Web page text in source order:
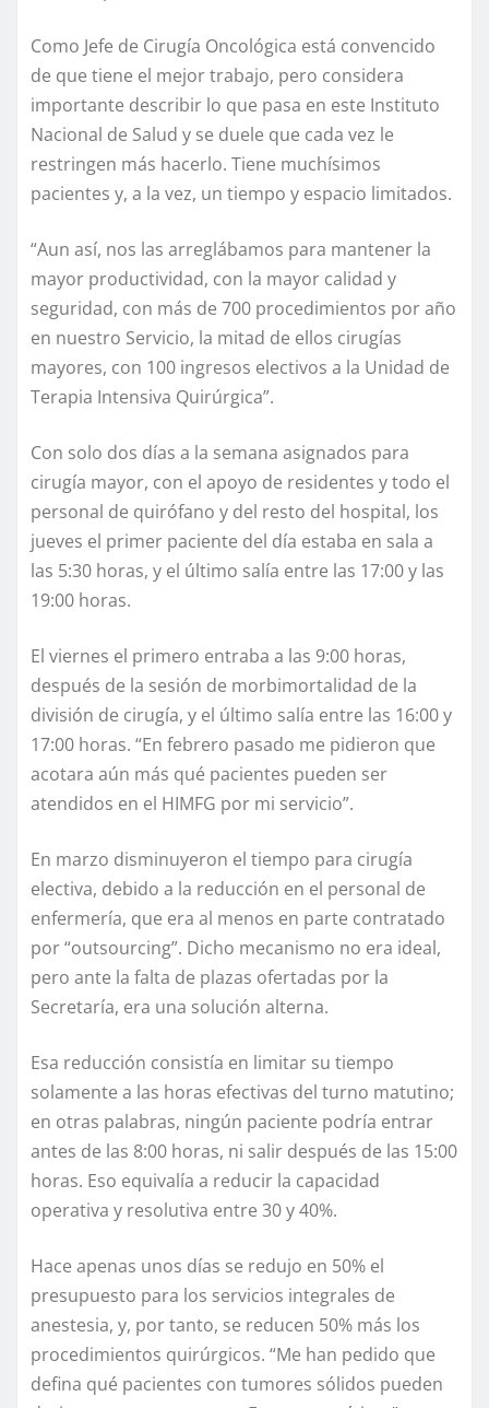
Como Jefe de Cirugía Oncológica está convencido
de que tiene el mejor trabajo, pero considera
importante describir lo que pasa en este Instituto
Nacional de Salud y se duele que cada vez le
restringen más hacerlo. Tiene muchísimos
pacientes y, a la vez, un tiempo y espacio limitados.
“Aun así, nos las arreglábamos para mantener la
mayor productividad, con la mayor calidad y
seguridad, con más de 700 procedimientos por año
en nuestro Servicio, la mitad de ellos cirugías
mayores, con 100 ingresos electivos a la Unidad de
Terapia Intensiva Quirúrgica”.
Con solo dos días a la semana asignados para
cirugía mayor, con el apoyo de residentes y todo el
personal de quirófano y del resto del hospital, los
jueves el primer paciente del día estaba en sala a
las 5:30 horas, y el último salía entre las 17:00 y las
19:00 horas.
El viernes el primero entraba a las 9:00 horas,
después de la sesión de morbimortalidad de la
división de cirugía, y el último salía entre las 16:00 y
17:00 horas. “En febrero pasado me pidieron que
acotara aún más qué pacientes pueden ser
atendidos en el HIMFG por mi servicio”.
En marzo disminuyeron el tiempo para cirugía
electiva, debido a la reducción en el personal de
enfermería, que era al menos en parte contratado
por “outsourcing”. Dicho mecanismo no era ideal,
pero ante la falta de plazas ofertadas por la
Secretaría, era una solución alterna.
Esa reducción consistía en limitar su tiempo
solamente a las horas efectivas del turno matutino;
en otras palabras, ningún paciente podría entrar
antes de las 8:00 horas, ni salir después de las 15:00
horas. Eso equivalía a reducir la capacidad
operativa y resolutiva entre 30 y 40%.
Hace apenas unos días se redujo en 50% el
presupuesto para los servicios integrales de
anestesia, y, por tanto, se reducen 50% más los
procedimientos quirúrgicos. “Me han pedido que
defina qué pacientes con tumores sólidos pueden